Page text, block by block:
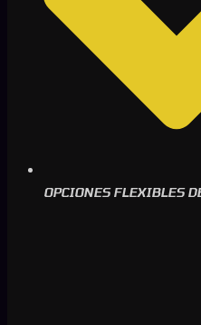
OPCIONES FLEXIBLES